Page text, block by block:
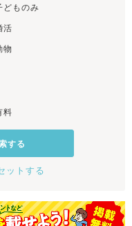
どものみ
活
物
料
する
ットする